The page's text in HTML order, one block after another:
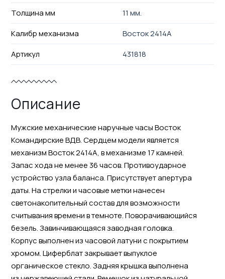
Толщина мм
11 мм.
Калибр механизма
Восток 2414А
Артикул
431818
Описание
Мужские механические наручные часы Восток
Командирские ВДВ. Сердцем модели является
механизм Восток 2414А, в механизме 17 камней.
Запас хода не менее 36 часов. Противоударное
устройство узла баланса. Присутствует апертура
даты. На стрелки и часовые метки нанесен
светонакопительный состав для возможности
считывания времени в темноте. Поворачивающийся
безель. Завинчивающаяся заводная головка.
Корпус выполнен из часовой латуни с покрытием
хромом. Циферблат закрывает выпуклое
органическое стекло. Задняя крышка выполнена